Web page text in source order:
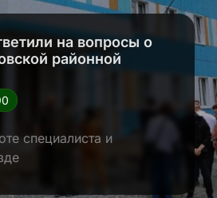
на вопросы о
районной
специалиста и